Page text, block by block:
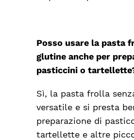
Posso usare la pasta
glutine anche per
pasticcini o
Sì, la pasta frolla
versatile e si presta
preparazione di
tartellette e altre